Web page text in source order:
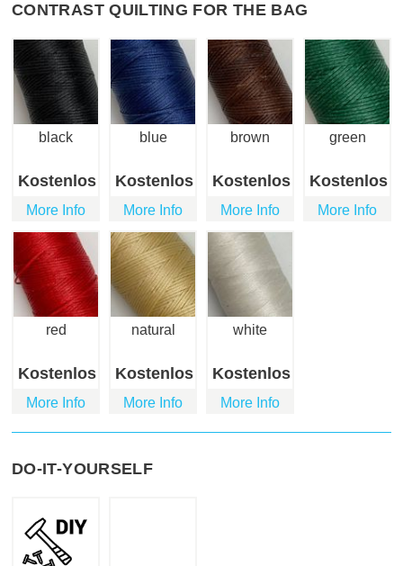
CONTRAST QUILTING FOR THE BAG
black
Kostenlos
More Info
blue
Kostenlos
More Info
brown
Kostenlos
More Info
green
Kostenlos
More Info
red
Kostenlos
More Info
natural
Kostenlos
More Info
white
Kostenlos
More Info
DO-IT-YOURSELF